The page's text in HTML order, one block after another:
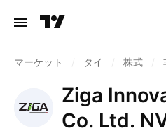
マーケット タイ 株式
Ziga
Co. Ltd.